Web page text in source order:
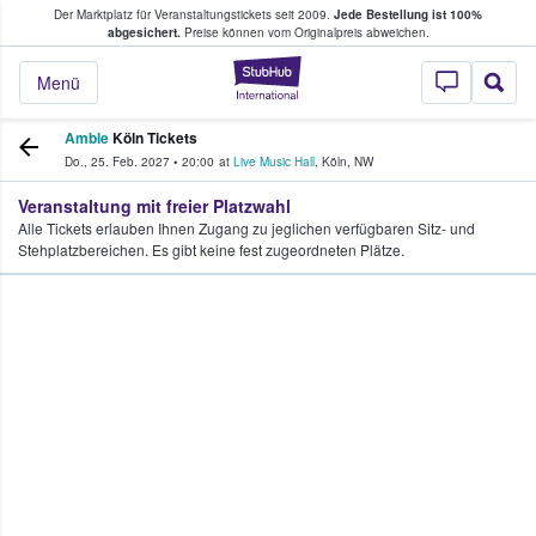
Der Marktplatz für Veranstaltungstickets seit 2009. Jede Bestellung ist 100%
abgesichert.Preise können vom Originalpreis abweichen.
StubHub - Wo
Menü
Tickets kaufen & verkaufen
AmbleKöln Tickets
Do., 25. Feb. 2027 • 20:00 at Live Music Hall, Köln, NW
Veranstaltung mit freier Platzwahl
Alle Tickets erlauben Ihnen Zugang zu jeglichen verfügbaren Sitz- und
Stehplatzbereichen. Es gibt keine fest zugeordneten Plätze.